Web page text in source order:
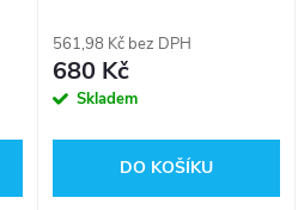
561,98 Kč bez DPH
680 Kč
Skladem
DO KOŠÍKU